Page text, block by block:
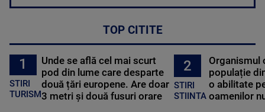
TOP CITITE
1
STIRI
TURISM
Unde se află cel mai scurt
pod din lume care desparte
două țări europene. Are doar
3 metri și două fusuri orare
2
STIRI
STIINTA
Organismul
populație
o abilitate
oamenilor